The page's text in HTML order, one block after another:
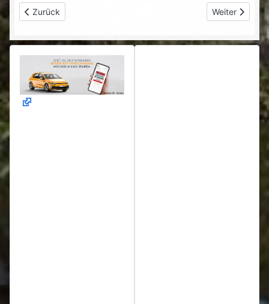
Vorheriger Beitrag: Motorsense Leitfaden A-Z Teil 17 -
Zurück Nächster
Weiter